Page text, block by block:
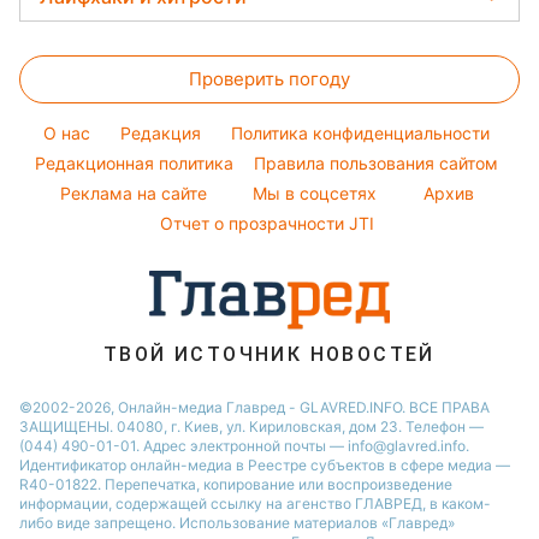
София Ротару
Ольга Сумская
Филипп Киркоров
Новости Ровно
Новости моды
Праздничное меню
Оптические иллюзии
Народные приметы
Все о шоу-бизнесе
Магнитные бури
Погода на сегодня
Погода на завтра
Пылевая буря
Уборка
Комнатные растения
Авто
Проверить погоду
O нас Редакция
Политика конфиденциальности
Редакционная политика
Правила пользования сайтом
Реклама на сайте
Мы в соцсетях
Архив
Отчет о прозрачности JTI
ТВОЙ ИСТОЧНИК НОВОСТЕЙ
©2002-2026, Онлайн-медиа Главред - GLAVRED.INFO. ВСЕ ПРАВА
ЗАЩИЩЕНЫ. 04080, г. Киев, ул. Кириловская, дом 23. Телефон —
(044) 490-01-01. Адрес электронной почты — info@glavred.info.
Идентификатор онлайн-медиа в Реестре cубъектов в сфере медиа —
R40-01822. Перепечатка, копирование или воспроизведение
информации, содержащей ссылку на агенство ГЛАВРЕД, в каком-
либо виде запрещено. Использование материалов «Главред»